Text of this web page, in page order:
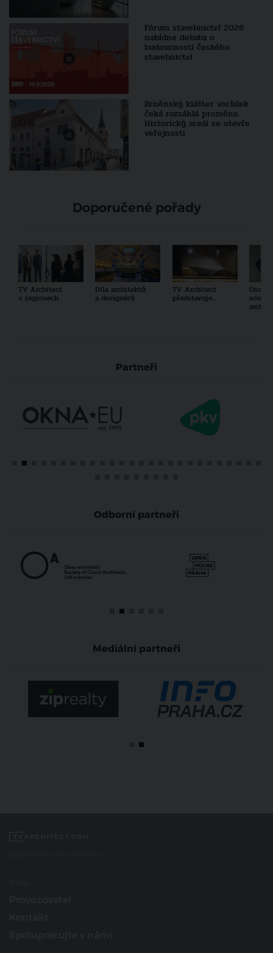
Fórum stavebnictví 2026
nabídne debatu o
budoucnosti českého
stavebnictví
Brněnský klášter voršilek
čeká rozsáhlá proměna.
Historický areál se otevře
veřejnosti
Doporučené pořady
TV Architect
v regionech
Díla architektů
a designérů
TV Architect
představuje...
Partneři
Odborní partneři
Mediální partneři